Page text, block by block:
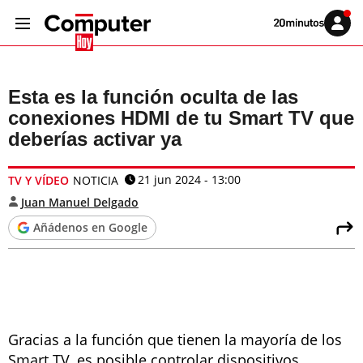
Volver
Iniciar
sesión
Esta es la función oculta de las
conexiones HDMI de tu Smart TV que
deberías activar ya
TV Y VÍDEO NOTICIA
21 jun 2024 - 13:00
Juan Manuel Delgado
Añádenos en Google
Gracias a la función que tienen la mayoría de los